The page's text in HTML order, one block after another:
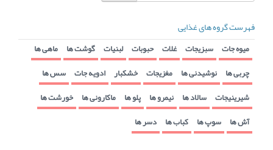
فهرست گروه های غذایی
میوه جات سبزیجات غلات حبوبات لبنیات گوشت ها ماهی ها
چربی ها نوشیدنی ها مغزیجات خشکبار ادویه جات سس ها
شیرینیجات سالاد ها نیمرو ها پلو ها ماکارونی ها خورشت ها
آش ها سوپ ها کباب ها دسر ها